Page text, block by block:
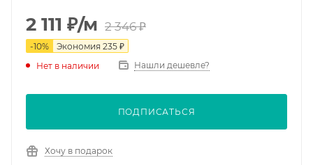
2 111 ₽/м 2 346₽
-10% Экономия 235 ₽
Нет в наличии
Нашли дешевле?
ПОДПИСАТЬСЯ
Хочу в подарок